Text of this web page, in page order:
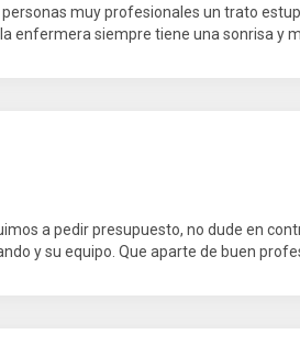
muy profesionales un trato
enfermera siempre tiene una sonrisa y
a pedir presupuesto, no dude en
y su equipo. Que aparte de buen